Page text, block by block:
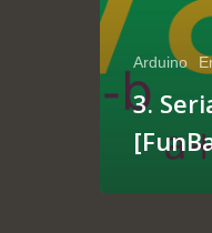
Arduino
3.